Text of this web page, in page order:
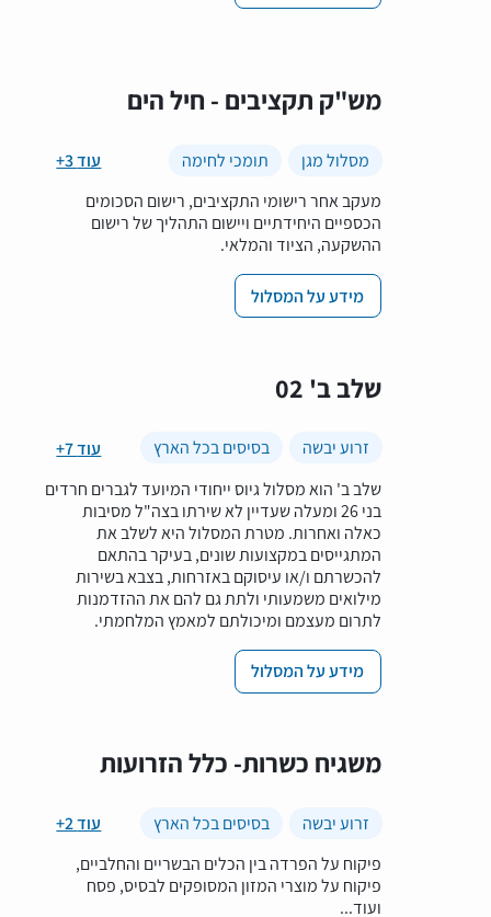
מש"ק תקציבים - חיל הים
+3 עוד מסלול מגן
תומכי לחימה
מעקב אחר רישומי התקציבים, רישום הסכומים
הכספיים היחידתיים ויישום התהליך של רישום
ההשקעה, הציוד והמלאי.
מידע על המסלול
שלב ב' 02
+7 עוד זרוע יבשה
בסיסים בכל הארץ
שלב ב' הוא מסלול גיוס ייחודי המיועד לגברים חרדים
בני 26 ומעלה שעדיין לא שירתו בצה"ל מסיבות
כאלה ואחרות. מטרת המסלול היא לשלב את
המתגייסים במקצועות שונים, בעיקר בהתאם
להכשרתם ו/או עיסוקם באזרחות, בצבא בשירות
מילואים משמעותי ולתת גם להם את ההזדמנות
לתרום מעצמם ומיכולתם למאמץ המלחמתי.
מידע על המסלול
משגיח כשרות- כלל הזרועות
+2 עוד זרוע יבשה
בסיסים בכל הארץ
פיקוח על הפרדה בין הכלים הבשריים והחלביים,
פיקוח על מוצרי המזון המסופקים לבסיס, פסח
ועוד...